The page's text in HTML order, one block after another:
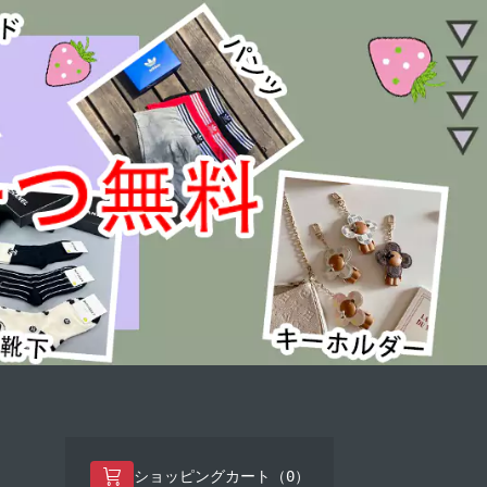
ショッピングカート（ 0）